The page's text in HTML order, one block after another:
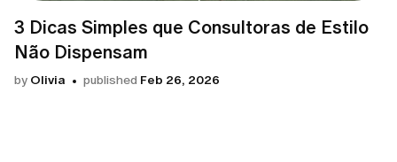
3 Dicas Simples que Consultoras de Estilo
Não Dispensam
by Olivia published Feb 26, 2026